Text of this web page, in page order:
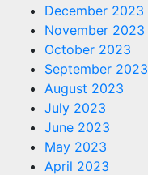
December 2023
November 2023
October 2023
September 2023
August 2023
July 2023
June 2023
May 2023
April 2023